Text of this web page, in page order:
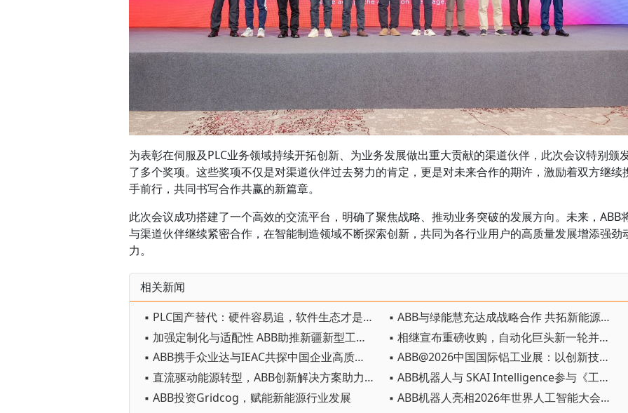
为表彰在伺服及PLC业务领域持续开拓创新、为业务发展做出重大贡献的渠道伙伴，此次会议特别颁
了多个奖项。这些奖项不仅是对渠道伙伴过去努力的肯定，更是对未来合作的期许，激励着双方继续
手前行，共同书写合作共赢的新篇章。
此次会议成功搭建了一个高效的交流平台，明确了聚焦战略、推动业务突破的发展方向。未来，ABB
与渠道伙伴继续紧密合作，在智能制造领域不断探索创新，共同为各行业用户的高质量发展增添强劲
力。
相关新闻
▪ PLC国产替代：硬件容易追，软件生态才是护城河
▪ ABB与绿能慧充达成战略合作 共拓新能源充电基础设施新机遇
▪ 加强定制化与适配性 ABB助推新疆新型工业化建设
▪ 相继宣布重磅收购，自动化巨头新一轮并购潮剑指何方？
▪ ABB携手众业达与IEAC共探中国企业高质量出海新路径
▪ ABB@2026中国国际铝工业展：以创新技术与解决方案赋能铝行业高质量发展
▪ 直流驱动能源转型，ABB创新解决方案助力行业可持续发展
▪ ABB机器人与 SKAI Intelligence参与《工业级物理AI赋能高精密制造》白皮书中文版发布仪式
▪ ABB投资Gridcog，赋能新能源行业发展
▪ ABB机器人亮相2026年世界人工智能大会，展示工业级物理AI创新成果